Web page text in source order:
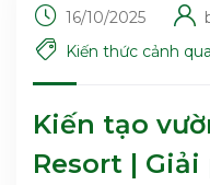
16/10/2025
Kiến thức cảnh
Kiến tạo
Resort |